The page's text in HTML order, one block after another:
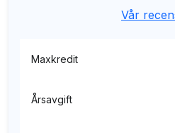
Vår
Maxkredit
Årsavgift